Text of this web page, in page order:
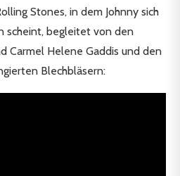
Stones, in dem Johnny sich
scheint, begleitet von den
Carmel Helene Gaddis und den
Blechbläsern: